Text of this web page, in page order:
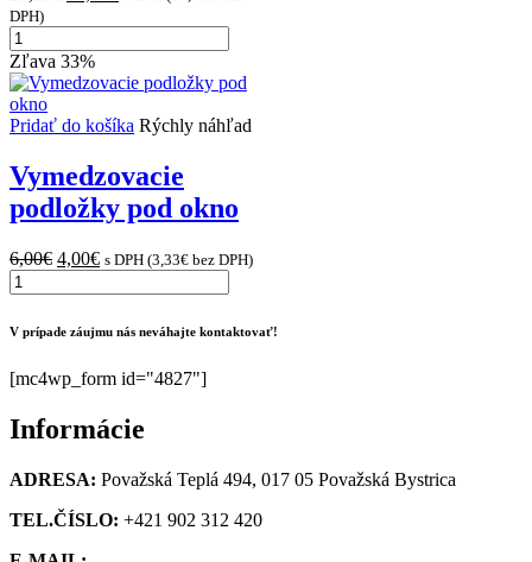
27,89€.19,69€.
DPH)
množstvo
Biela
150x1750mm
Vonkajší
parapet
Zľava 33%
Pridať do košíka Rýchly náhľad
Vymedzovacie
podložky pod okno
6,00€ Original
was:
4,00€Current
is:
s DPH (3,33€ bez DPH)
množstvo
Vymedzovacie
pod
V prípade záujmu nás neváhajte kontaktovať!
[mc4wp_form id="4827"]
Informácie
ADRESA: Považská Teplá 494, 017 05 Považská Bystrica
TEL.ČÍSLO: +421 902 312 420